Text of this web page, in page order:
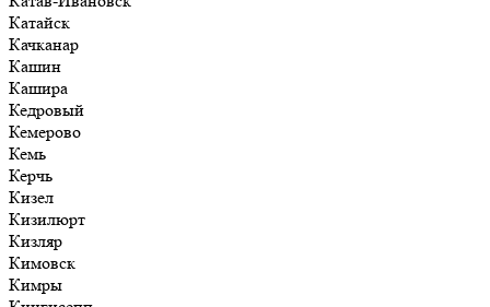
Катайск
Качканар
Кашин
Кашира
Кедровый
Кемерово
Кемь
Керчь
Кизел
Кизилюрт
Кизляр
Кимовск
Кимры